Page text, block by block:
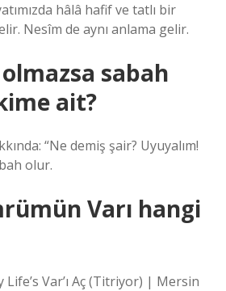
hâlâ hafif ve tatlı bir
Nesîm de aynı anlama gelir.
sabah
ait?
“Ne demiş şair? Uyuyalım!
olur.
Varı hangi
Var’ı Aç (Titriyor) | Mersin